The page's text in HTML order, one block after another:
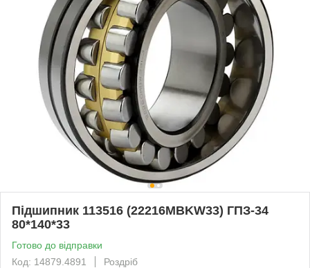
Підшипник 113516 (22216MBKW33) ГПЗ-34
80*140*33
Готово до відправки
Код: 14879.4891
Роздріб